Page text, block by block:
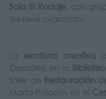
Sala El Rodaje , con
de nivel avanzado.
La escritura creativa
González en la
taller de Restauración
Marta Palacios en el